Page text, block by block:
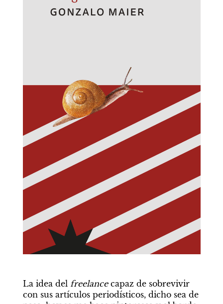
La idea del freelance capaz de sobrevivir
con sus artículos periodísticos, dicho sea de